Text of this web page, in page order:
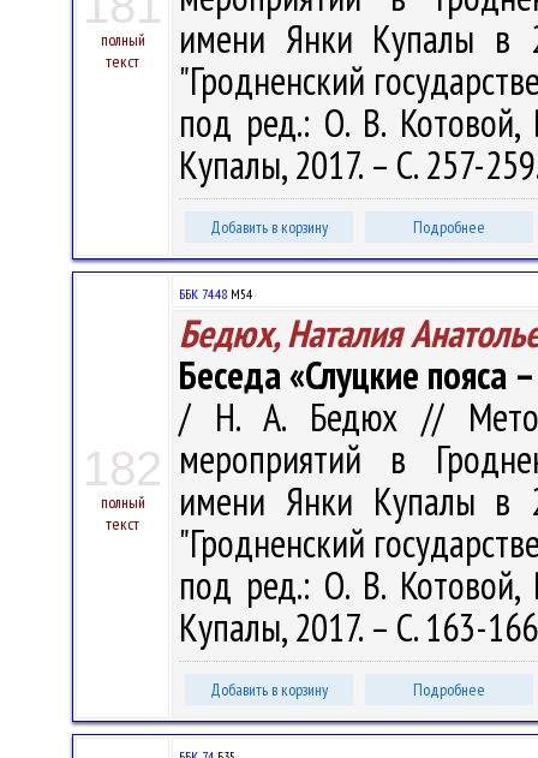
полный
текст
имени Янки Купалы в
"Гродненский
под ред.: О. В.
Купалы, 2017. – С. 257-
Добавить в корзину Подробнее
182
полный
текст
ББК 74.48 М54
Бедюх, Наталия
Беседа «Слуцкие пояса
/ Н. А. Бедюх //
мероприятий в
имени Янки Купалы в
"Гродненский
под ред.: О. В.
Купалы, 2017. – С. 163-
Добавить в корзину Подробнее